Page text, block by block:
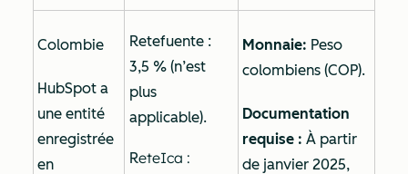
Colombie
HubSpot a
une entité
enregistrée
en
Retefuente :
3,5 % (n’est
plus
applicable).
ReteIca :
Monnaie: Peso
colombiens (COP).
Documentation
requise : À partir
de janvier 2025,